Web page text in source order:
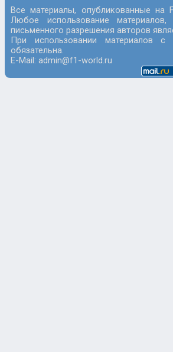
Все материалы, опубликованные на
Любое использование
письменного разрешения авторов
При использовании материалов с
обязательна.
E-Mail: admin@f1-world.ru